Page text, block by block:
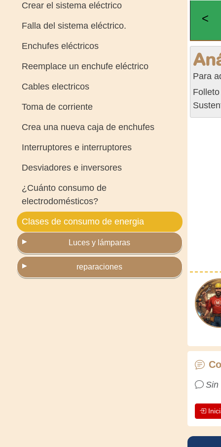
Crear el sistema eléctrico
Falla del sistema eléctrico.
Enchufes eléctricos
Reemplace un enchufe eléctrico
Cables electricos
Toma de corriente
Crea una nueva caja de enchufes
Interruptores e interruptores
Desviadores e inversores
¿Cuánto consumo de
electrodomésticos?
Clases de consumo de energia
Luces y lámparas
reparaciones
<
Para
Sin